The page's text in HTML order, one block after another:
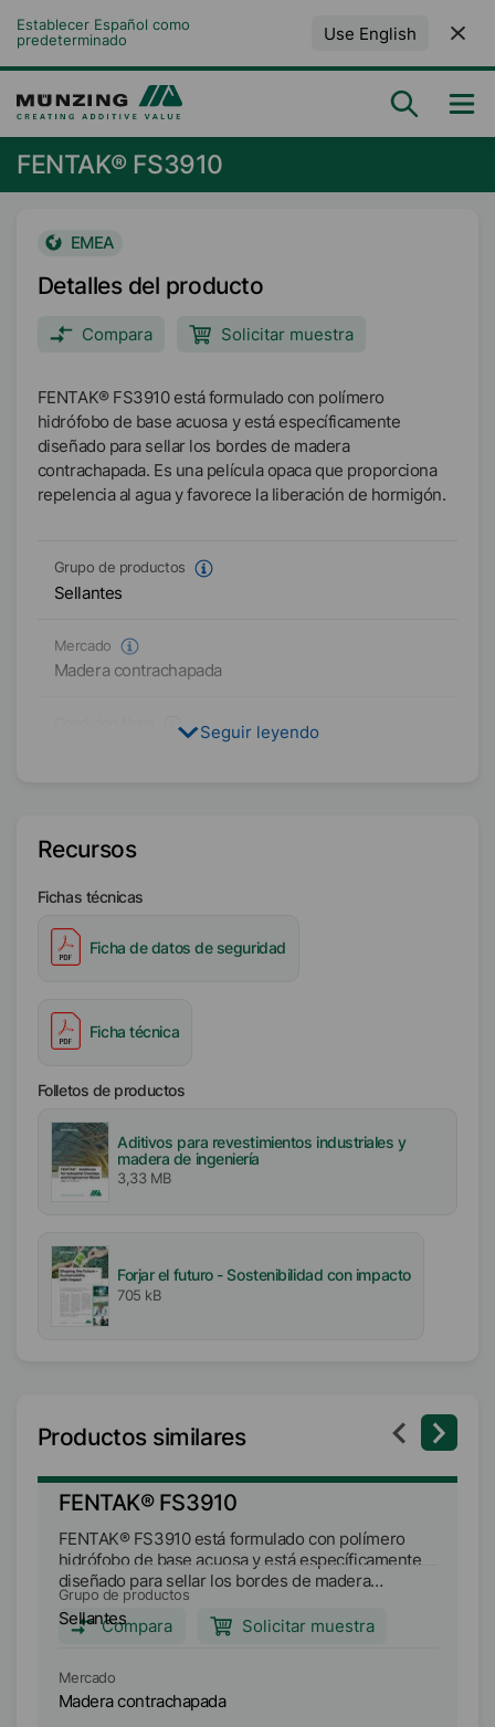
Establecer Español como
predeterminado
Use English
FENTAK® FS3910
EMEA
Detalles del producto
Compara Solicitar muestra
FENTAK® FS3910 está formulado con polímero
hidrófobo de base acuosa y está específicamente
diseñado para sellar los bordes de madera
contrachapada. Es una película opaca que proporciona
repelencia al agua y favorece la liberación de hormigón.
Grupo de productos
Sellantes
Mercado
Madera contrachapada
EMEA
Seguir leyendo
Recursos
Fichas técnicas
Ficha de datos de seguridad
Ficha técnica
Folletos de productos
Aditivos para revestimientos industriales y
madera de ingeniería
3,33 MB
Forjar el futuro - Sostenibilidad con impacto
705 kB
Productos similares
FENTAK® FS3910
FENTAK® FS3910 está formulado con polímero
hidrófobo de base acuosa y está específicamente
diseñado para sellar los bordes de madera
contrachapada. Es una película opaca que
proporciona repelencia al agua y favorece la
liberación de hormigón.
Compara Solicitar muestra
Grupo de productos
Sellantes
Mercado
Madera contrachapada